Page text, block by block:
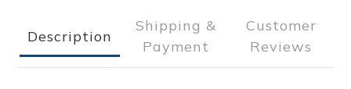
Description
Shipping &
Payment
Customer
Reviews